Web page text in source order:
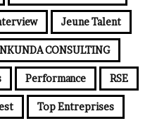
Jeune Talent
NKUNDA CONSULTING
Performance RSE
Top Entreprises